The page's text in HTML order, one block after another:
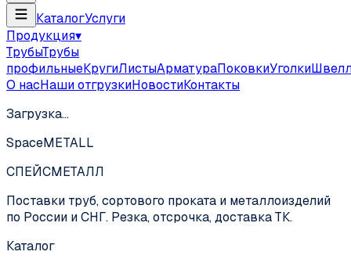
КаталогУслуги
Продукция▾
ТрубыТрубы
профильныеКругиЛистыАрматураПоковкиУголки
О насНаши отгрузкиНовостиКонтакты
Загрузка…
SpaceMETALL
СПЕЙСМЕТАЛЛ
Поставки труб, сортового проката и металлоизделий
по России и СНГ. Резка, отсрочка, доставка ТК.
Каталог